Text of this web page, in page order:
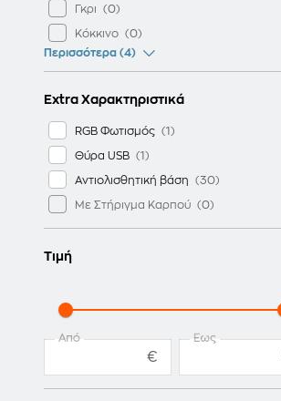
Γκρι
Κόκκινο
Περισσότερα (4)
Extra Χαρακτηριστικά
RGB Φωτισμός
Θύρα USB
Αντιολισθητική βάση
Με Στήριγμα Καρπού
Τιμή
Από
€
Έως